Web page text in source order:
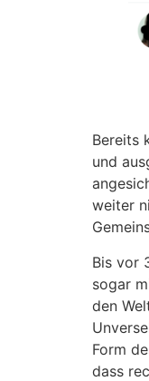
Bereits
und
weiter
Bis vor
sogar
den
Form
dass